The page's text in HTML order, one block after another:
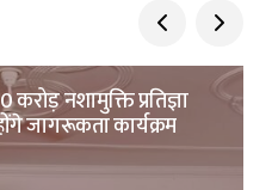
नशामुक्ति प्रतिज्ञा
जागरूकता कार्यक्रम